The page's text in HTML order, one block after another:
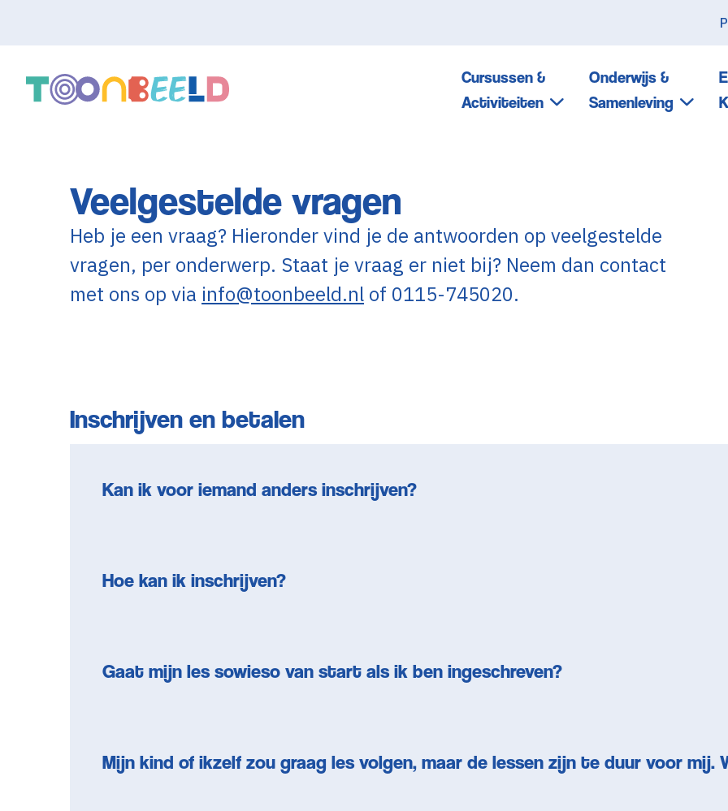
Cursussen &
Activiteiten
Onderwijs &
Samenleving
Veelgestelde vragen
Heb je een vraag? Hieronder vind je de antwoorden op veelgestelde
vragen, per onderwerp. Staat je vraag er niet bij? Neem dan contact
met ons op via info@toonbeeld.nl of 0115-745020.
Inschrijven en betalen
Kan ik voor iemand anders inschrijven?
Hoe kan ik inschrijven?
Gaat mijn les sowieso van start als ik ben ingeschreven?
Mijn kind of ikzelf zou graag les volgen, maar de lessen zijn te duur voor mij.